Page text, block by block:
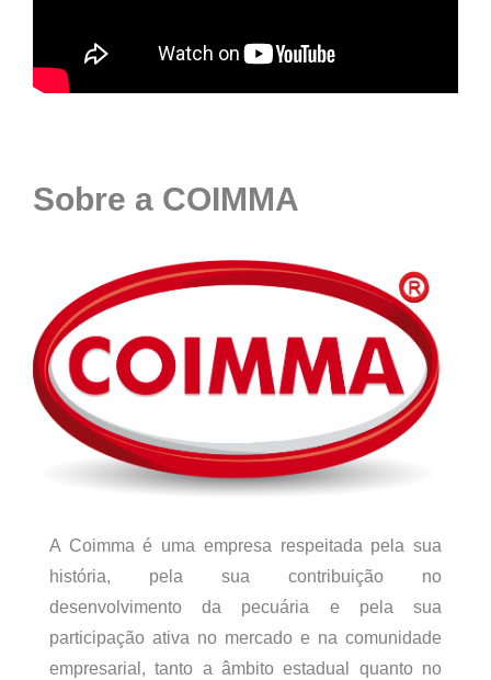
Sobre a COIMMA
A Coimma é uma empresa respeitada pela sua
história, pela sua contribuição no
desenvolvimento da pecuária e pela sua
participação ativa no mercado e na comunidade
empresarial, tanto a âmbito estadual quanto no